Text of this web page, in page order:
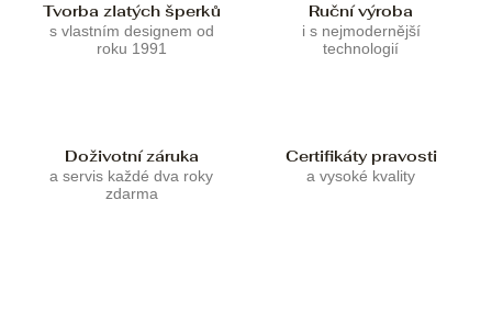
Tvorba zlatých šperků
s vlastním designem od
roku 1991
Ruční výroba
i s nejmodernější
technologií
Doživotní záruka
a servis každé dva roky
zdarma
Certifikáty pravosti
a vysoké kvality